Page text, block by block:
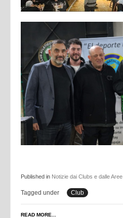
Published in Notizie dai Clubs e dalle Aree
Tagged under Club
READ MORE...